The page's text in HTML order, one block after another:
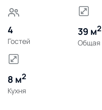
4
Гостей
39 м2
Общая
8 м2
Кухня